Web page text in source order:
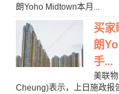
朗Yoho Midtown本月...
买家
朗
手...
美联
Cheung)表示，上日施政报